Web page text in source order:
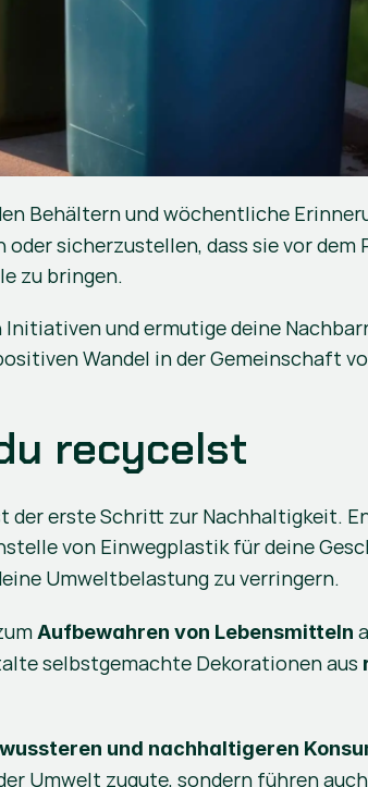
Behältern und wöchentliche
sicherzustellen, dass sie vor dem
zu bringen.
und ermutige deine
Wandel in der Gemeinschaft
recycelst
der erste Schritt zur Nachhaltigkeit.
von Einwegplastik für deine
Umweltbelastung zu verringern.
Aufbewahren von Lebensmitteln
selbstgemachte Dekorationen aus
und nachhaltigeren